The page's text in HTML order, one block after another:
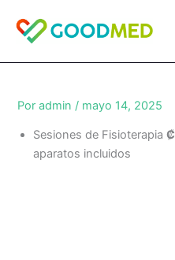
contenido
Poradmin / mayo 14, 2025
Sesiones de Fisioterapia₡
aparatos incluidos